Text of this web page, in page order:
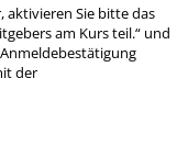
aktivieren Sie bitte das
am Kurs teil.“ und
der